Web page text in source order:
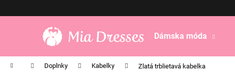
Dámska móda
Domov Doplnky Kabelky Zlatá trblietavá kabelka
o
k
obchodu
obchodu